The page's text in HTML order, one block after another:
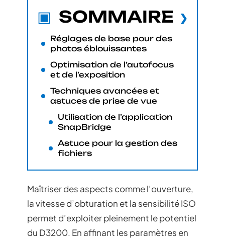
SOMMAIRE
Réglages de base pour des
photos éblouissantes
Optimisation de l’autofocus
et de l’exposition
Techniques avancées et
astuces de prise de vue
Utilisation de l’application
SnapBridge
Astuce pour la gestion des
fichiers
Maîtriser des aspects comme l’ouverture,
la vitesse d’obturation et la sensibilité ISO
permet d’exploiter pleinement le potentiel
du D3200. En affinant les paramètres en